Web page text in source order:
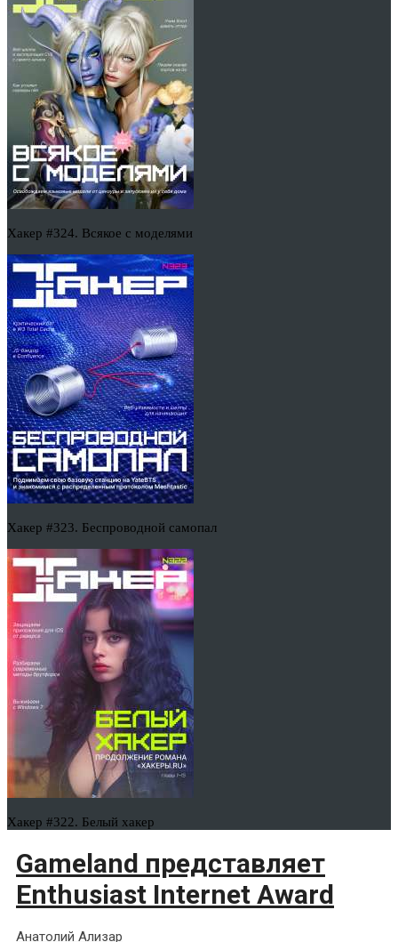
Хакер #324. Всякое с моделями
Хакер #323. Беспроводной самопал
Хакер #322. Белый хакер
Gameland представляет
Enthusiast Internet Award
Анатолий Ализар